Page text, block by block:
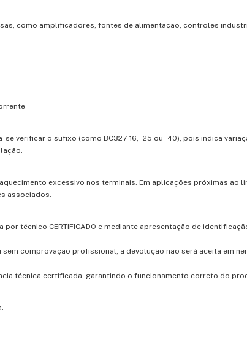
como amplificadores, fontes de alimentação, controles
verificar o sufixo (como BC327-16, -25 ou -40), pois indica
excessivo nos terminais. Em aplicações próximas ao
associados.
técnico CERTIFICADO e mediante apresentação de
comprovação profissional, a devolução não será aceita em
técnica certificada, garantindo o funcionamento correto do